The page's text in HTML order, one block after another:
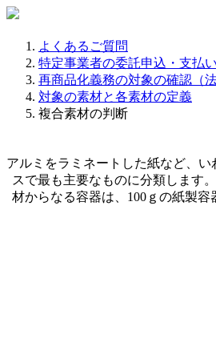
よくあるご質問
特定事業者の委託申込・支払い
再商品化義務の対象の確認（
対象の素材と各素材の定義
複合素材の判断
アルミをラミネートした紙など、
スで最も主要なものに分類します
材からなる容器は、100ｇの紙製